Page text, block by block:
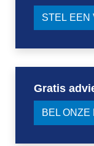
STEL EEN
Gratis
BEL